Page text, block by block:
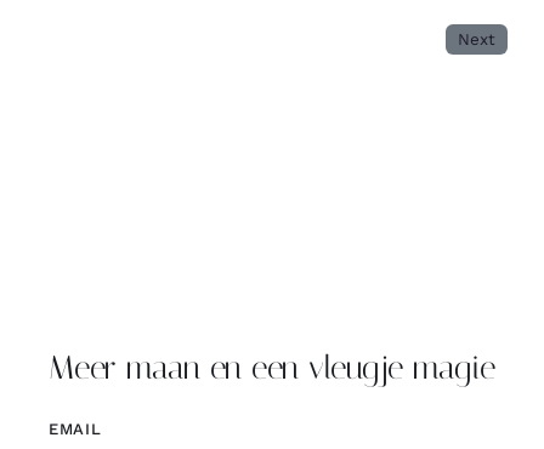
Next
Meer maan en een vleugje magie
EMAIL